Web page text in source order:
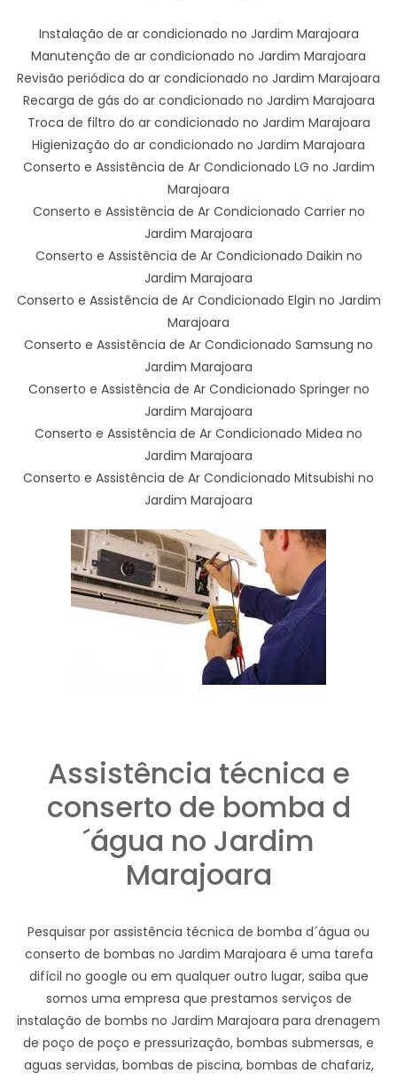
Instalação de ar condicionado no Jardim Marajoara
Manutenção de ar condicionado no Jardim Marajoara
Revisão periódica do ar condicionado no Jardim Marajoara
Recarga de gás do ar condicionado no Jardim Marajoara
Troca de filtro do ar condicionado no Jardim Marajoara
Higienização do ar condicionado no Jardim Marajoara
Conserto e Assistência de Ar Condicionado LG no Jardim
Marajoara
Conserto e Assistência de Ar Condicionado Carrier no
Jardim Marajoara
Conserto e Assistência de Ar Condicionado Daikin no
Jardim Marajoara
Conserto e Assistência de Ar Condicionado Elgin no Jardim
Marajoara
Conserto e Assistência de Ar Condicionado Samsung no
Jardim Marajoara
Conserto e Assistência de Ar Condicionado Springer no
Jardim Marajoara
Conserto e Assistência de Ar Condicionado Midea no
Jardim Marajoara
Conserto e Assistência de Ar Condicionado Mitsubishi no
Jardim Marajoara
Assistência técnica e
conserto de bomba d
´água no Jardim
Marajoara
Pesquisar por assistência técnica de bomba d´água ou
conserto de bombas no Jardim Marajoara é uma tarefa
difícil no google ou em qualquer outro lugar, saiba que
somos uma empresa que prestamos serviços de
instalação de bombs no Jardim Marajoara para drenagem
de poço de poço e pressurização, bombas submersas, e
aguas servidas, bombas de piscina, bombas de chafariz,